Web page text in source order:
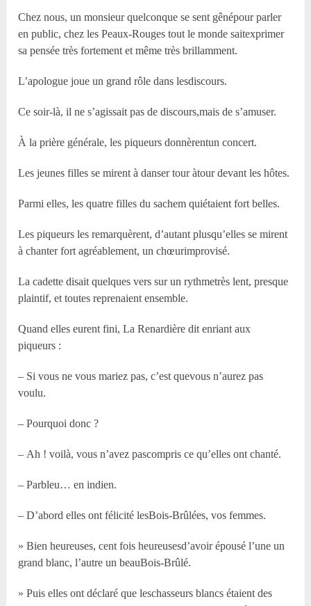
Chez nous, un monsieur quelconque se sent gênépour parler
en public, chez les Peaux-Rouges tout le monde saitexprimer
sa pensée très fortement et même très brillamment.
L’apologue joue un grand rôle dans lesdiscours.
Ce soir-là, il ne s’agissait pas de discours,mais de s’amuser.
À la prière générale, les piqueurs donnèrentun concert.
Les jeunes filles se mirent à danser tour àtour devant les hôtes.
Parmi elles, les quatre filles du sachem quiétaient fort belles.
Les piqueurs les remarquèrent, d’autant plusqu’elles se mirent
à chanter fort agréablement, un chœurimprovisé.
La cadette disait quelques vers sur un rythmetrès lent, presque
plaintif, et toutes reprenaient ensemble.
Quand elles eurent fini, La Renardière dit enriant aux
piqueurs :
– Si vous ne vous mariez pas, c’est quevous n’aurez pas
voulu.
– Pourquoi donc ?
– Ah ! voilà, vous n’avez pascompris ce qu’elles ont chanté.
– Parbleu… en indien.
– D’abord elles ont félicité lesBois-Brûlées, vos femmes.
» Bien heureuses, cent fois heureusesd’avoir épousé l’une un
grand blanc, l’autre un beauBois-Brûlé.
» Puis elles ont déclaré que leschasseurs blancs étaient des